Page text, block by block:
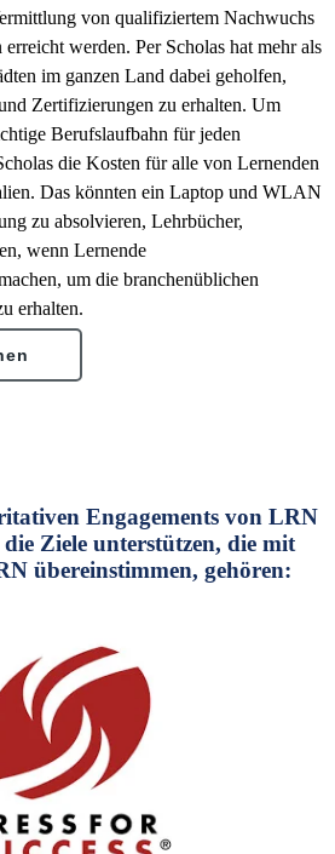
von qualifiziertem Nachwuchs
werden. Per Scholas hat mehr als
im ganzen Land dabei geholfen,
Zertifizierungen zu erhalten. Um
Berufslaufbahn für jeden
die Kosten für alle von Lernenden
Das könnten ein Laptop und WLAN
zu absolvieren, Lehrbücher,
wenn Lernende
um die branchenüblichen
erhalten.
Engagements von LRN
Ziele unterstützen, die mit
übereinstimmen, gehören: